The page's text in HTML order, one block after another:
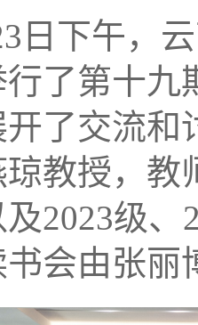
日下午，
了第十
了交流
教授，教
2023级
会由张丽